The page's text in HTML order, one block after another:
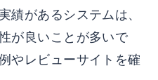
績があるシステムは、
が良いことが多いで
やレビューサイトを確